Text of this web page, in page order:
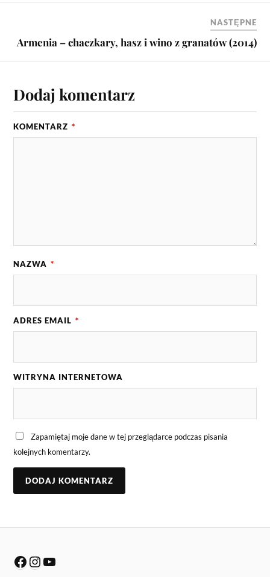
NASTĘPNE
Armenia – chaczkary, hasz i wino z granatów (2014)
Dodaj komentarz
KOMENTARZ *
NAZWA *
ADRES EMAIL *
WITRYNA INTERNETOWA
Zapamiętaj moje dane w tej przeglądarce podczas pisania
kolejnych komentarzy.